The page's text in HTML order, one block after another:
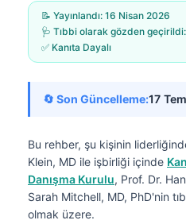
📝 Yayınlandı: 16 Nisan 2026
🩺 Tıbbi olarak gözden geçirildi:
✅ Kanıta Dayalı
🔄 Son Güncelleme:17
Bu rehber, şu kişinin
Klein, MD ile işbirliği içinde
Danışma Kurulu, Prof. Dr.
Sarah Mitchell, MD, PhD'nin
olmak üzere.